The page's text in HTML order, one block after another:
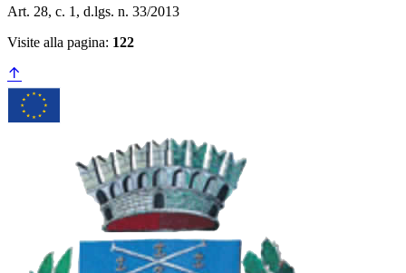
Art. 28, c. 1, d.lgs. n. 33/2013
Visite alla pagina: 122